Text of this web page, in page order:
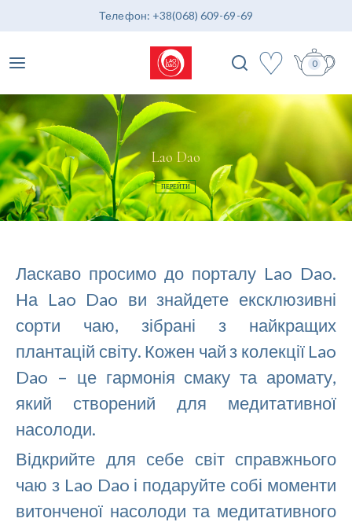
Телефон: +38(068) 609-69-69
♡ 0
Lao Dao
ПЕРЕЙТИ
Ласкаво просимо до порталу Lao Dao.
На Lao Dao ви знайдете ексклюзивні
сорти чаю, зібрані з найкращих
плантацій світу. Кожен чай з колекції Lao
Dao – це гармонія смаку та аромату,
який створений для медитативної
насолоди.
Відкрийте для себе світ справжнього
чаю з Lao Dao і подаруйте собі моменти
витонченої насолоди та медитативного